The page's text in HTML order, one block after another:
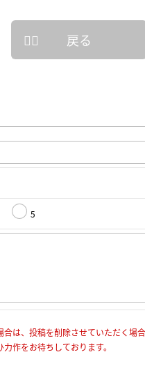
戻る
5
は、投稿を削除させていただく場
作をお待ちしております。